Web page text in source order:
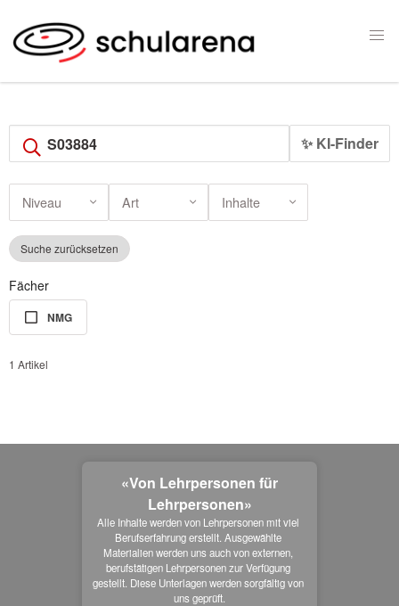
✨ KI-Finder
Niveau Art Inhalte
Suche zurücksetzen
Fächer
NMG
1 Artikel
«Von Lehrpersonen für
Lehrpersonen»
Alle Inhalte werden von Lehrpersonen mit viel
Berufserfahrung erstellt. Ausgewählte
Materialien werden uns auch von externen,
berufstätigen Lehrpersonen zur Verfügung
gestellt. Diese Unterlagen werden sorgfältig von
uns geprüft.